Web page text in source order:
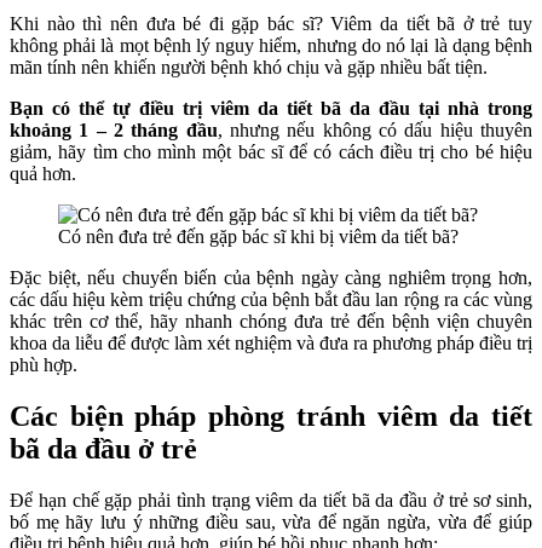
Khi nào thì nên đưa bé đi gặp bác sĩ?Viêm da tiết bã ở trẻ tuy
không phải là mọt bệnh lý nguy hiểm, nhưng do nó lại là dạng bệnh
mãn tính nên khiến người bệnh khó chịu và gặp nhiều bất tiện.
Bạn có thể tự điều trị viêm da tiết bã da đầu tại nhà trong
khoảng 1 – 2 tháng đầu, nhưng nếu không có dấu hiệu thuyên
giảm, hãy tìm cho mình một bác sĩ để có cách điều trị cho bé hiệu
quả hơn.
Có nên đưa trẻ đến gặp bác sĩ khi bị viêm da tiết bã?
Đặc biệt, nếu chuyển biến của bệnh ngày càng nghiêm trọng hơn,
các dấu hiệu kèm triệu chứng của bệnh bắt đầu lan rộng ra các vùng
khác trên cơ thể, hãy nhanh chóng đưa trẻ đến bệnh viện chuyên
khoa da liễu để được làm xét nghiệm và đưa ra phương pháp điều trị
phù hợp.
Các biện pháp phòng tránh viêm da tiết
bã da đầu ở trẻ
Để hạn chế gặp phải tình trạngviêm da tiết bã da đầu ở trẻ sơ sinh,
bố mẹ hãy lưu ý những điều sau, vừa để ngăn ngừa, vừa để giúp